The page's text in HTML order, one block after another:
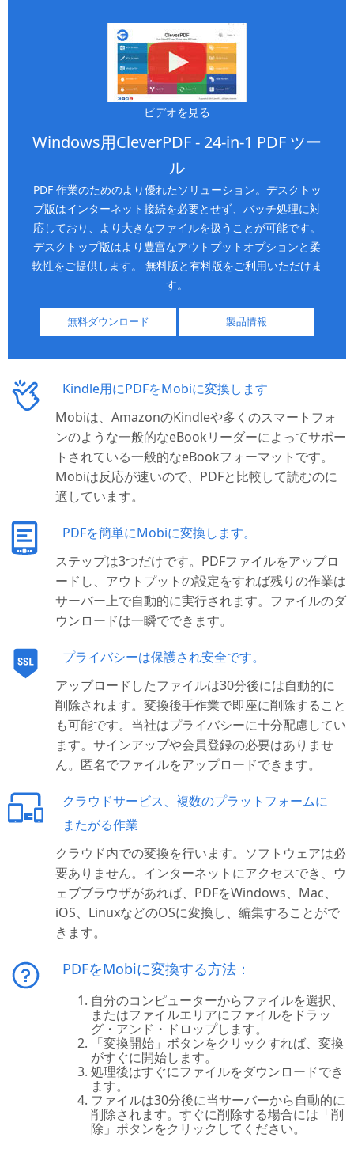
ビデオを見る
Windows用CleverPDF - 24-in-1 PDF ツー
ル
PDF 作業のためのより優れたソリューション。デスクトッ
プ版はインターネット接続を必要とせず、バッチ処理に対
応しており、より大きなファイルを扱うことが可能です。
デスクトップ版はより豊富なアウトプットオプションと柔
軟性をご提供します。 無料版と有料版をご利用いただけま
す。
無料ダウンロード 製品情報
Kindle用にPDFをMobiに変換します
Mobiは、AmazonのKindleや多くのスマートフォ
ンのような一般的なeBookリーダーによってサポー
トされている一般的なeBookフォーマットです。
Mobiは反応が速いので、PDFと比較して読むのに
適しています。
PDFを簡単にMobiに変換します。
ステップは3つだけです。PDFファイルをアップロ
ードし、アウトプットの設定をすれば残りの作業は
サーバー上で自動的に実行されます。ファイルのダ
ウンロードは一瞬でできます。
プライバシーは保護され安全です。
アップロードしたファイルは30分後には自動的に
削除されます。変換後手作業で即座に削除すること
も可能です。当社はプライバシーに十分配慮してい
ます。サインアップや会員登録の必要はありませ
ん。匿名でファイルをアップロードできます。
クラウドサービス、複数のプラットフォームに
またがる作業
クラウド内での変換を行います。ソフトウェアは必
要ありません。インターネットにアクセスでき、ウ
ェブブラウザがあれば、PDFをWindows、Mac、
iOS、LinuxなどのOSに変換し、編集することがで
きます。
PDFをMobiに変換する方法：
自分のコンピューターからファイルを選択、
またはファイルエリアにファイルをドラッ
グ・アンド・ドロップします。
「変換開始」ボタンをクリックすれば、変換
がすぐに開始します。
処理後はすぐにファイルをダウンロードでき
ます。
ファイルは30分後に当サーバーから自動的に
削除されます。すぐに削除する場合には「削
除」ボタンをクリックしてください。